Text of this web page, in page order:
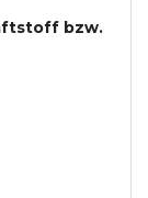
bzw.